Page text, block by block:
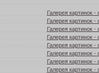
Галерея картинок -
Галерея картинок -
Галерея картинок -
Галерея картинок -
Галерея картинок -
Галерея картинок -
Галерея картинок -
Галерея картинок -